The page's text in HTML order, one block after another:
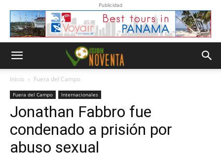
Publicidad
Inicio Fuera del Campo
Fuera del Campo Internacionales
Jonathan Fabbro fue
condenado a prisión por
abuso sexual